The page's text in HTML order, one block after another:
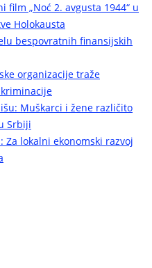
film „Noć 2. avgusta 1944“ u
Holokausta
bespovratnih finansijskih
organizacije traže
Muškarci i žene različito
Srbiji
lokalni ekonomski razvoj